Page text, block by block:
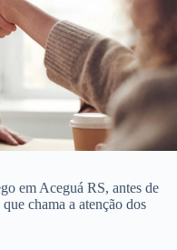
em Aceguá RS, antes de
chama a atenção dos